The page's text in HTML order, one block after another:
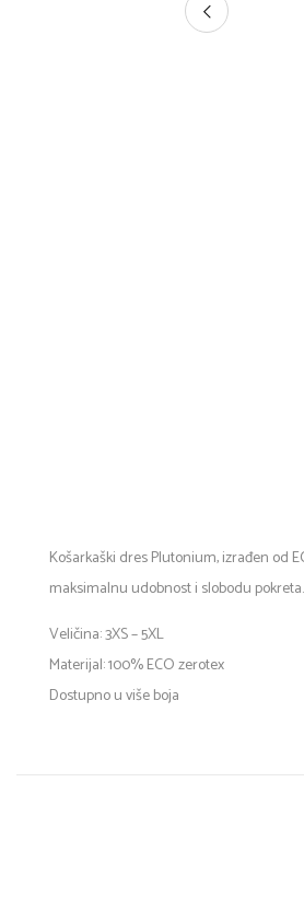
Košarkaški dres Plutonium, izrađen od
maksimalnu udobnost i slobodu
Veličina: 3XS – 5XL
Materijal: 100% ECO zerotex
Dostupno u više boja